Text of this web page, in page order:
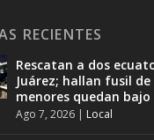
RECIENTES
Rescatan a dos
Juárez; hallan fusil
menores quedan
Ago 7, 2026 | Local